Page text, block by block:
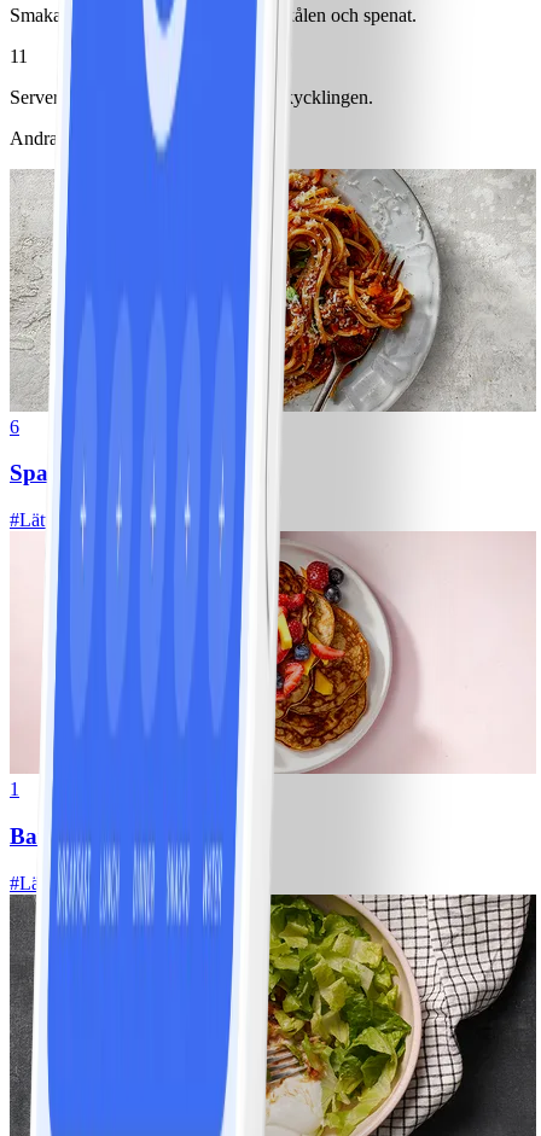
Smaka av grytan och vänd ner blomkålen och spenat.
11
Servera linsgrytan med den grillade kycklingen.
Andra gillade också
6
Spagetti med köttfärssås
#Lätt 10 MIN
1
Bananpannkakor
#Lätt 5 MIN